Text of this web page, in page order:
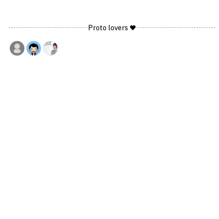
Proto lovers ♥